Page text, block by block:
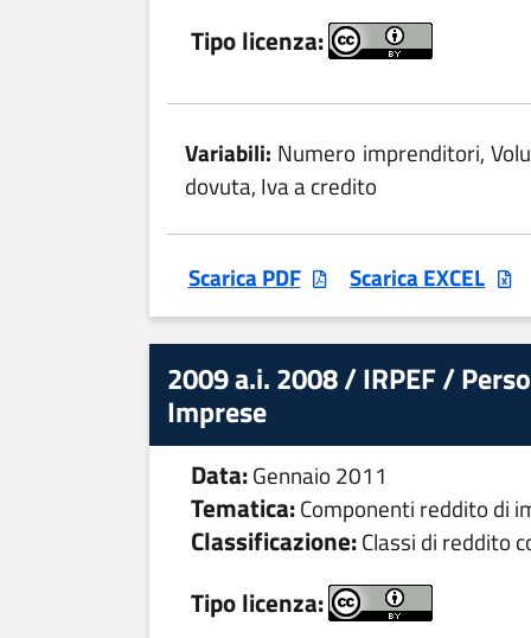
Tipo licenza:
Variabili: Numero imprenditori,
dovuta, Iva a credito
Scarica PDF Scarica EXCEL
2009 a.i. 2008 / IRPEF /
Imprese
Data:Gennaio 2011
Tematica:Componenti reddito di
Classificazione:Classi di reddito
Tipo licenza: